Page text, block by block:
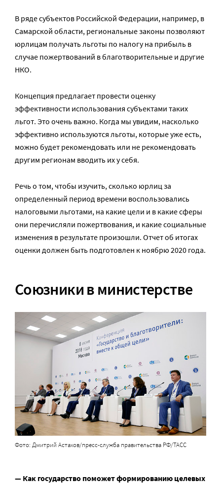
В ряде субъектов Российской Федерации, например, в
Самарской области, региональные законы позволяют
юрлицам получать льготы по налогу на прибыль в
случае пожертвований в благотворительные и другие
НКО.
Концепция предлагает провести оценку
эффективности использования субъектами таких
льгот. Это очень важно. Когда мы увидим, насколько
эффективно используются льготы, которые уже есть,
можно будет рекомендовать или не рекомендовать
другим регионам вводить их у себя.
Речь о том, чтобы изучить, сколько юрлиц за
определенный период времени воспользовались
налоговыми льготами, на какие цели и в какие сферы
они перечисляли пожертвования, и какие социальные
изменения в результате произошли. Отчет об итогах
оценки должен быть подготовлен к ноябрю 2020 года.
Союзники в министерстве
Фото: Дмитрий Астахов/пресс-служба правительства РФ/ТАСС
— Как государство поможет формированию целевых